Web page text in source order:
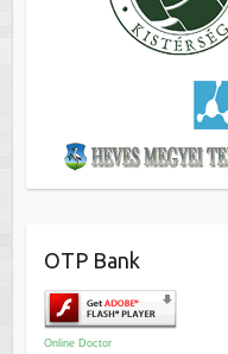
OTP Bank
Online Doctor